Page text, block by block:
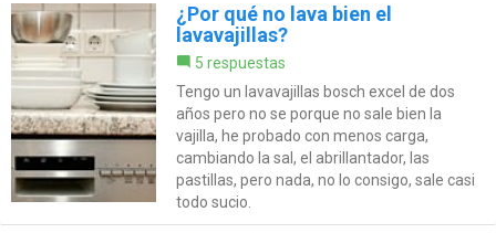
¿Por qué no lava bien el
lavavajillas?
5 respuestas
Tengo un lavavajillas bosch excel de dos
años pero no se porque no sale bien la
vajilla, he probado con menos carga,
cambiando la sal, el abrillantador, las
pastillas, pero nada, no lo consigo, sale casi
todo sucio.